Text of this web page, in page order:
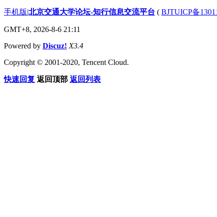
手机版|北京交通大学论坛-知行信息交流平台 ( BJTUICP备
GMT+8, 2026-8-6 21:11
Powered by Discuz! X3.4
Copyright © 2001-2020, Tencent Cloud.
快速回复 返回顶部 返回列表